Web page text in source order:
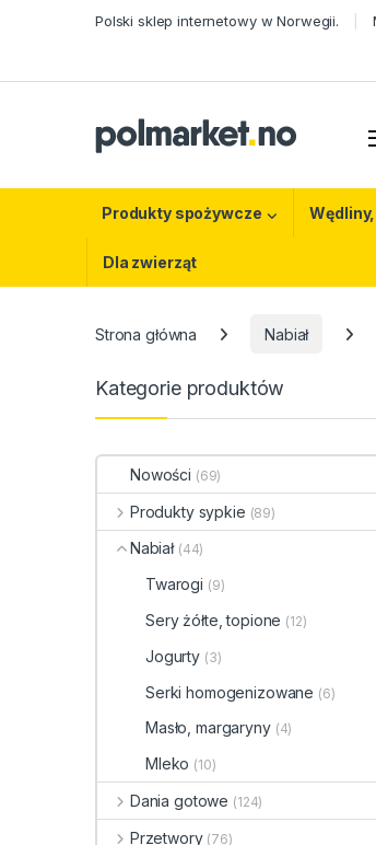
Polski sklep internetowy w Norwegii.
Produkty spożywcze
Dla zwierząt
Strona główna Nabiał
Kategorie produktów
Nowości (69)
Produkty sypkie (89)
Nabiał (44)
Twarogi (9)
Sery żółte, topione (12)
Jogurty (3)
Serki homogenizowane (6)
Masło, margaryny (4)
Mleko (10)
Dania gotowe (124)
Przetwory (76)